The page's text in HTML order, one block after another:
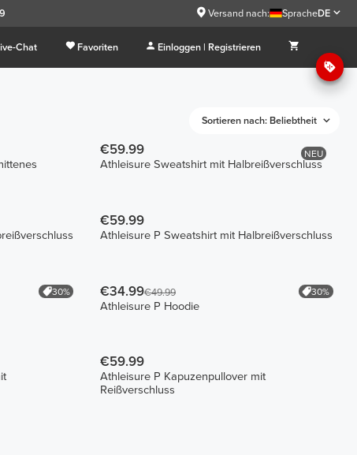
Versand nach: SpracheDE
Chat Favoriten Einloggen | Registrieren
Sortieren nach: Beliebtheit
NEU
€59.99
Athleisure Sweatshirt mit Halbreißverschluss
€59.99
Athleisure P Sweatshirt mit Halbreißverschluss
30% €34.99€49.99 30%
Athleisure P Hoodie
€59.99
Athleisure P Kapuzenpullover mit
Reißverschluss